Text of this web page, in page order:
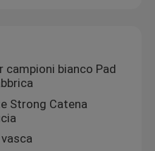
campioni bianco Pad
Strong Catena